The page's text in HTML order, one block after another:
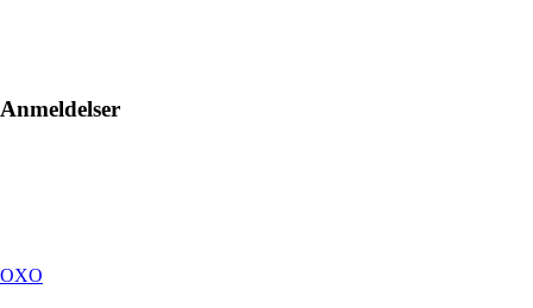
Anmeldelser
OXO